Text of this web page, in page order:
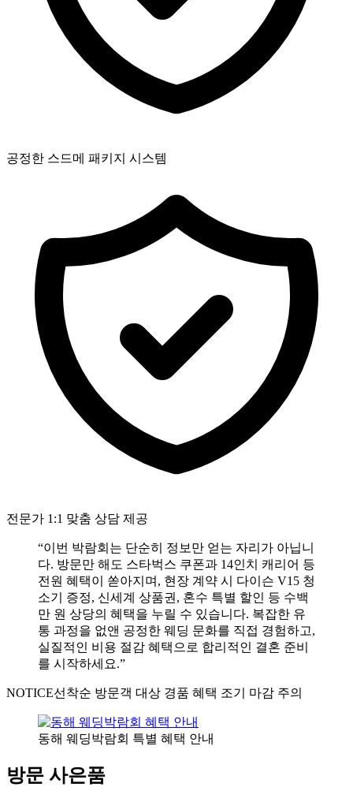
공정한 스드메 패키지 시스템
전문가 1:1 맞춤 상담 제공
“이번 박람회는 단순히 정보만 얻는 자리가 아닙니
다. 방문만 해도 스타벅스 쿠폰과 14인치 캐리어 등
전원 혜택이 쏟아지며, 현장 계약 시 다이슨 V15 청
소기 증정, 신세계 상품권, 혼수 특별 할인 등 수백
만 원 상당의 혜택을 누릴 수 있습니다. 복잡한 유
통 과정을 없앤 공정한 웨딩 문화를 직접 경험하고,
실질적인 비용 절감 혜택으로 합리적인 결혼 준비
를 시작하세요.”
NOTICE선착순 방문객 대상 경품 혜택 조기 마감 주의
동해 웨딩박람회 특별 혜택 안내
방문 사은품